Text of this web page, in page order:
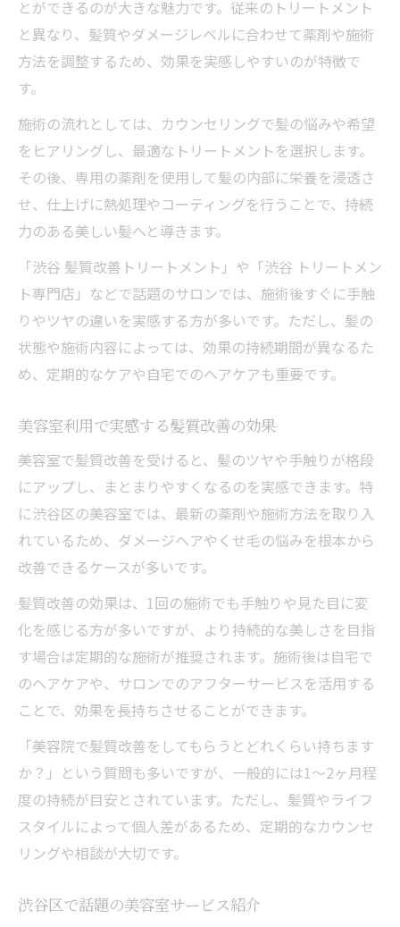
とができるのが大きな魅力です。従来のトリートメント
と異なり、髪質やダメージレベルに合わせて薬剤や施術
方法を調整するため、効果を実感しやすいのが特徴で
す。
施術の流れとしては、カウンセリングで髪の悩みや希望
をヒアリングし、最適なトリートメントを選択します。
その後、専用の薬剤を使用して髪の内部に栄養を浸透さ
せ、仕上げに熱処理やコーティングを行うことで、持続
力のある美しい髪へと導きます。
「渋谷 髪質改善トリートメント」や「渋谷 トリートメン
ト専門店」などで話題のサロンでは、施術後すぐに手触
りやツヤの違いを実感する方が多いです。ただし、髪の
状態や施術内容によっては、効果の持続期間が異なるた
め、定期的なケアや自宅でのヘアケアも重要です。
美容室利用で実感する髪質改善の効果
美容室で髪質改善を受けると、髪のツヤや手触りが格段
にアップし、まとまりやすくなるのを実感できます。特
に渋谷区の美容室では、最新の薬剤や施術方法を取り入
れているため、ダメージヘアやくせ毛の悩みを根本から
改善できるケースが多いです。
髪質改善の効果は、1回の施術でも手触りや見た目に変
化を感じる方が多いですが、より持続的な美しさを目指
す場合は定期的な施術が推奨されます。施術後は自宅で
のヘアケアや、サロンでのアフターサービスを活用する
ことで、効果を長持ちさせることができます。
「美容院で髪質改善をしてもらうとどれくらい持ちます
か？」という質問も多いですが、一般的には1〜2ヶ月程
度の持続が目安とされています。ただし、髪質やライフ
スタイルによって個人差があるため、定期的なカウンセ
リングや相談が大切です。
渋谷区で話題の美容室サービス紹介